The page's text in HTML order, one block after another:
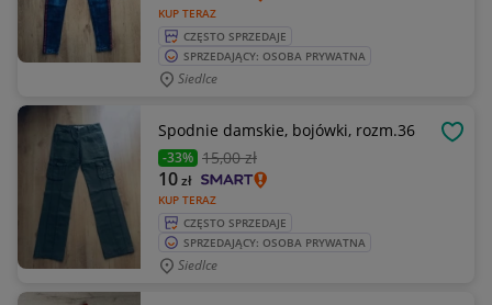
KUP TERAZ
CZĘSTO SPRZEDAJE
SPRZEDAJĄCY: OSOBA PRYWATNA
Siedlce
Spodnie damskie, bojówki, rozm.36
-33% 15,00 zł
KUP TERAZ
10zł
CZĘSTO SPRZEDAJE
SPRZEDAJĄCY: OSOBA PRYWATNA
Siedlce